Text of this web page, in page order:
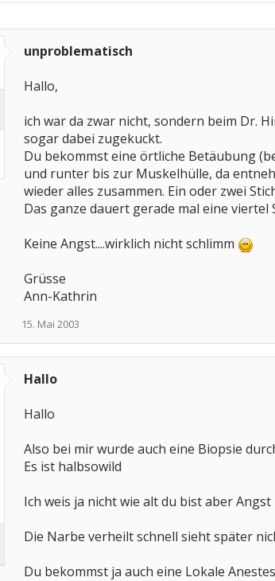
unproblematisch
Hallo,
ich war da zwar nicht, sondern beim Dr.
sogar dabei zugekuckt.
Du bekommst eine örtliche Betäubung
und runter bis zur Muskelhülle, da
wieder alles zusammen. Ein oder zwei
Das ganze dauert gerade mal eine viertel
Keine Angst....wirklich nicht schlimm
Grüsse
Ann-Kathrin
15. Mai 2003
Hallo
Hallo
Also bei mir wurde auch eine Biopsie
Es ist halbsowild
Ich weis ja nicht wie alt du bist aber
Die Narbe verheilt schnell sieht später
Du bekommst ja auch eine Lokale